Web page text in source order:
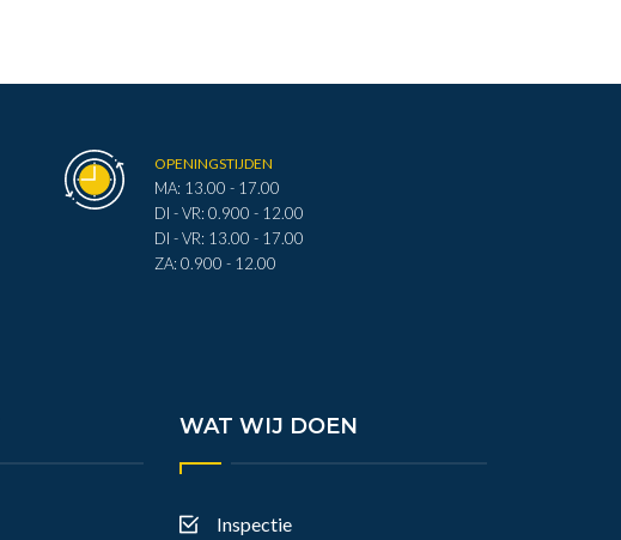
OPENINGSTIJDEN
MA: 13.00 - 17.00
DI - VR: 0.900 - 12.00
DI - VR: 13.00 - 17.00
ZA: 0.900 - 12.00
WAT WIJ DOEN
Inspectie